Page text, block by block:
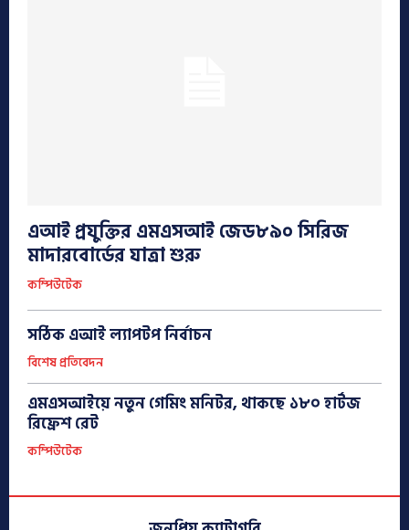
এআই প্রযুক্তির এমএসআই জেড৮৯০ সিরিজ
মাদারবোর্ডের যাত্রা শুরু
কম্পিউটেক
সঠিক এআই ল্যাপটপ নির্বাচন
বিশেষ প্রতিবেদন
এমএসআইয়ে নতুন গেমিং মনিটর, থাকছে ১৮০ হার্টজ
রিফ্রেশ রেট
কম্পিউটেক